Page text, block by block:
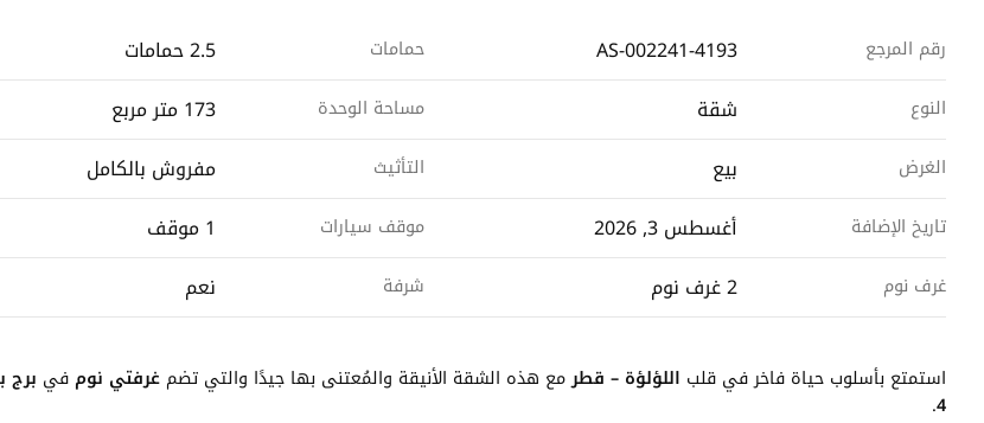
رقم المرجع AS-002241-4193
النوع شقة
الغرض بيع
تاريخ الإضافة أغسطس 3, 2026
غرف نوم 2 غرف نوم
حمامات 2.5 حمامات
مساحة الوحدة 173 متر مربع
التأثيث مفروش بالكامل
موقف سيارات 1 موقف
شرفة نعم
استمتع بأسلوب حياة فاخر في قلب اللؤلؤة – قطرمع هذه الشقة الأنيقة والمُعتنى بها جيدًا والتي تضم غرفتي نوم في برج
4
.